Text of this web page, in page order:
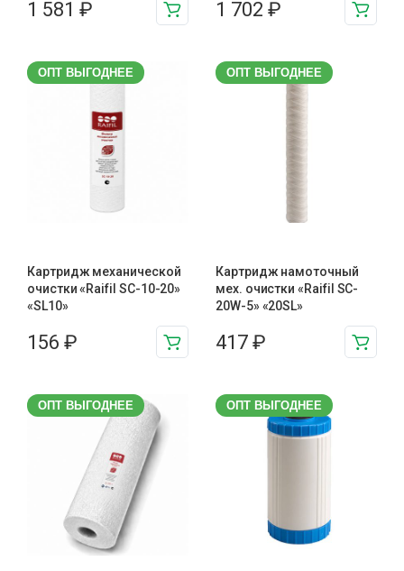
1 581 ₽ 1 702 ₽
ОПТ ВЫГОДНЕЕ
Картридж механической
очистки «Raifil SC-10-20»
«SL10»
156 ₽
ОПТ ВЫГОДНЕЕ
Картридж намоточный
мех. очистки «Raifil SC-
20W-5» «20SL»
417 ₽
ОПТ ВЫГОДНЕЕ ОПТ ВЫГОДНЕЕ